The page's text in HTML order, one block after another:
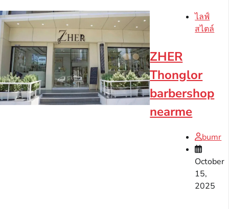
ไลฟ์
สไตล์
ZHER
Thonglor
barbershop
nearme
bumr
October
15,
2025